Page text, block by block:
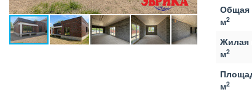
Общая
м2
Жилая
м2
м2